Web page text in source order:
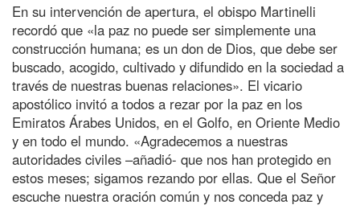
En su intervención de apertura, el obispo Martinelli
recordó que «la paz no puede ser simplemente una
construcción humana; es un don de Dios, que debe ser
buscado, acogido, cultivado y difundido en la sociedad a
través de nuestras buenas relaciones». El vicario
apostólico invitó a todos a rezar por la paz en los
Emiratos Árabes Unidos, en el Golfo, en Oriente Medio
y en todo el mundo. «Agradecemos a nuestras
autoridades civiles –añadió- que nos han protegido en
estos meses; sigamos rezando por ellas. Que el Señor
escuche nuestra oración común y nos conceda paz y